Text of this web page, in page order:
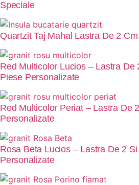
Speciale
Quartzit Taj Mahal Lastra De 2
Red Multicolor Lucios – Lastra De
Piese Personalizate
Red Multicolor Periat – Lastra De
Personalizate
Rosa Beta Lucios – Lastra De 2
Personalizate